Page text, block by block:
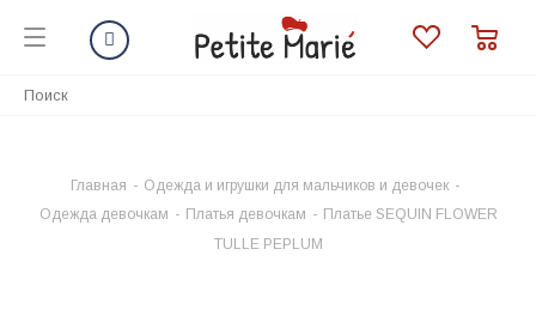
Главная - Одежда и игрушки для мальчиков и девочек -
Одежда девочкам - Платья девочкам - Платье SEQUIN FLOWER
TULLE PEPLUM